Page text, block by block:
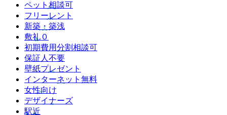
ペット相談可
フリーレント
新築・築浅
敷礼０
初期費用分割相談可
保証人不要
壁紙プレゼント
インターネット無料
女性向け
デザイナーズ
駅近